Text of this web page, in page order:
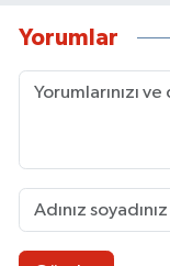
Yorumlar